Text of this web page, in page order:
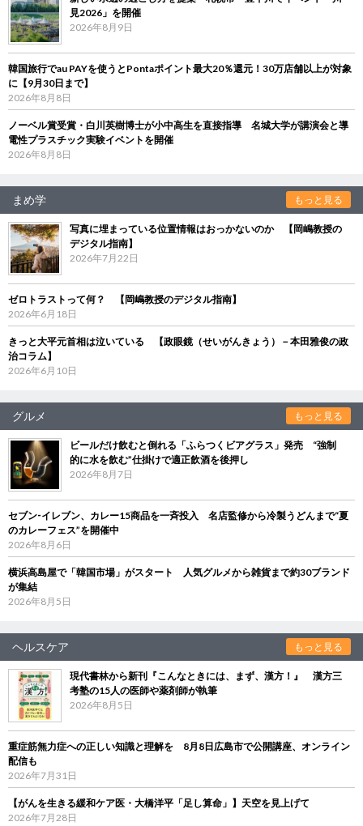
見2026」を開催
2026年8月9日
韓国旅行でau PAYを使うとPontaポイント最大20％還元！30万店舗以上が対象
に【9月30日まで】
2026年8月8日
ノーベル賞受賞・白川英樹博士が小中高生を直接指導 名城大学が講演会と導
電性プラスチック実験イベントを開催
2026年8月8日
まめ学 もっと見る
写真に埋まっている位置情報はおっかないのか 【岡嶋教授の
デジタル指南】
2026年7月22日
ゼロトラストって何？ 【岡嶋教授のデジタル指南】
2026年6月18日
きっと大平元首相は泣いている 【政眼鏡（せいがんきょう）－本田雅俊の政
治コラム】
2026年6月10日
グルメ もっと見る
ビールだけ飲むと倒れる「ふらつくビアグラス」発売 “強制
的に水を飲む”仕掛けで適正飲酒を後押し
2026年8月7日
セブン‐イレブン、カレー15商品を一斉投入 名店監修から冷製うどんまで“夏
のカレーフェス”を開催中
2026年8月6日
横浜高島屋で「韓国市場」がスタート 人気グルメから雑貨まで約30ブランド
が集結
2026年8月5日
ヘルスケア もっと見る
現代書林から新刊『こんなときには、まず、漢方！』 漢方三
考塾の15人の医師や薬剤師が執筆
2026年8月5日
重症筋無力症への正しい知識と理解を 8月8日広島市で公開講座、オンライン
配信も
2026年7月31日
【がんを生きる緩和ケア医・大橋洋平「足し算命」】天空を見上げて
2026年7月28日